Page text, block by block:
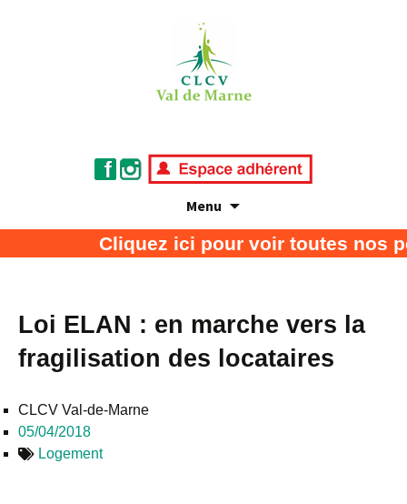
Menu
CLCV Val de Marne
Association de défense des consommateurs
Cliquez ici pour voir toutes nos
Loi ELAN : en marche vers la
fragilisation des locataires
CLCV Val-de-Marne
05/04/2018
Logement